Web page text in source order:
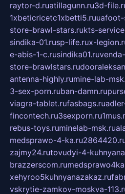
raytor-d.ruatillagunn.ru3d-
1xbeticricetc1xbetti5.ru
store-brawl-stars.rukts-
sindika-01.rusp-life.rux-
e-abis-1-c.rusindika01.ru
store-brawlstars.ru
antenna-highly.rumine-lab-
3-sex-porn.ruban-damn.ru
viagra-tablet.rufasbags.ru
fincontech.ru3sexporn.ru
rebus-toys.ruminelab-msk.ru
medsprawo-4-ka.ru
zajmy24.rutovudyi-4-
brazzerscom.ru
xehyroo5kuhnyanazakaz.ru
vskrytie-zamkov-moskva-